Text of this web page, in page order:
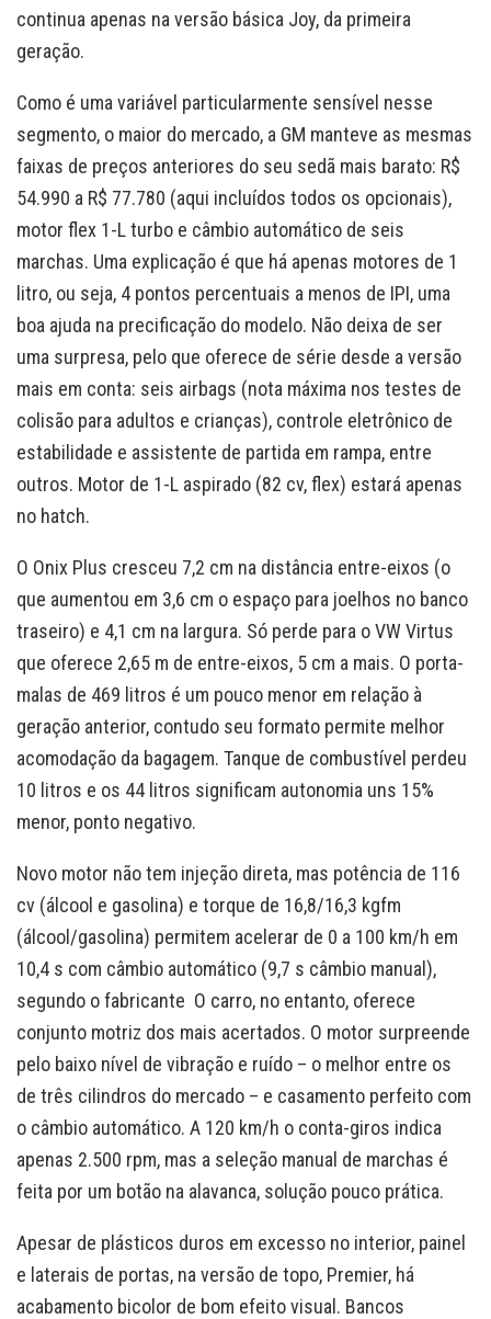
continua apenas na versão básica Joy, da primeira
geração.
Como é uma variável particularmente sensível nesse
segmento, o maior do mercado, a GM manteve as mesmas
faixas de preços anteriores do seu sedã mais barato: R$
54.990 a R$ 77.780 (aqui incluídos todos os opcionais),
motor flex 1-L turbo e câmbio automático de seis
marchas. Uma explicação é que há apenas motores de 1
litro, ou seja, 4 pontos percentuais a menos de IPI, uma
boa ajuda na precificação do modelo. Não deixa de ser
uma surpresa, pelo que oferece de série desde a versão
mais em conta: seis airbags (nota máxima nos testes de
colisão para adultos e crianças), controle eletrônico de
estabilidade e assistente de partida em rampa, entre
outros. Motor de 1-L aspirado (82 cv, flex) estará apenas
no hatch.
O Onix Plus cresceu 7,2 cm na distância entre-eixos (o
que aumentou em 3,6 cm o espaço para joelhos no banco
traseiro) e 4,1 cm na largura. Só perde para o VW Virtus
que oferece 2,65 m de entre-eixos, 5 cm a mais. O porta-
malas de 469 litros é um pouco menor em relação à
geração anterior, contudo seu formato permite melhor
acomodação da bagagem. Tanque de combustível perdeu
10 litros e os 44 litros significam autonomia uns 15%
menor, ponto negativo.
Novo motor não tem injeção direta, mas potência de 116
cv (álcool e gasolina) e torque de 16,8/16,3 kgfm
(álcool/gasolina) permitem acelerar de 0 a 100 km/h em
10,4 s com câmbio automático (9,7 s câmbio manual),
segundo o fabricante O carro, no entanto, oferece
conjunto motriz dos mais acertados. O motor surpreende
pelo baixo nível de vibração e ruído – o melhor entre os
de três cilindros do mercado – e casamento perfeito com
o câmbio automático. A 120 km/h o conta-giros indica
apenas 2.500 rpm, mas a seleção manual de marchas é
feita por um botão na alavanca, solução pouco prática.
Apesar de plásticos duros em excesso no interior, painel
e laterais de portas, na versão de topo, Premier, há
acabamento bicolor de bom efeito visual. Bancos